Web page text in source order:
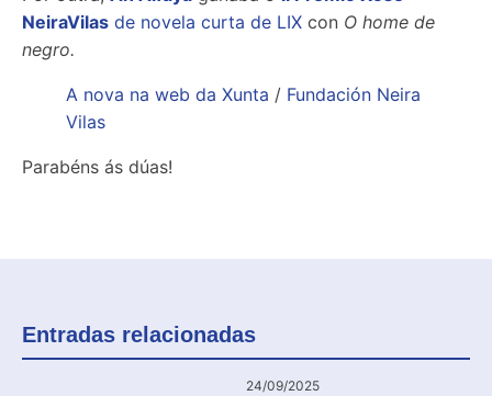
NeiraVilas de novela curta de LIX con O home de
negro.
A nova na web da Xunta / Fundación Neira
Vilas
Parabéns ás dúas!
Entradas relacionadas
24/09/2025